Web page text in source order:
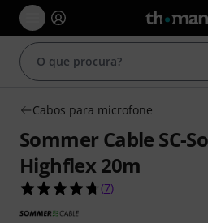
Cabos para microfone
Sommer Cable SC-
Highflex 20m
4.7 de 5 estrelas
(7)